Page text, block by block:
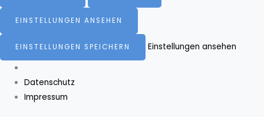
EINSTELLUNGEN ANSEHEN
EINSTELLUNGEN SPEICHERN Einstellungen ansehen
Datenschutz
Impressum